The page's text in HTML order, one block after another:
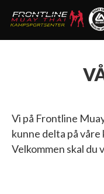
Vi på Frontline
kunne delta på
Velkommen skal du